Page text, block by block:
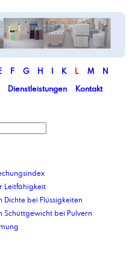
F G H I K L M
N
Dienstleistungen
Kontakt
Leitfähigkeit
bei Flüssigkeiten
Schüttgewicht bei Pulvern